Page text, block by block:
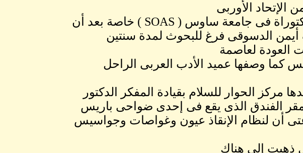
الأوربى
الأمر الذى عقد مواصلتى لدراسة الدكتوراة فى جامعة ساوس ( SOAS ) خاصة بعد أن
أيمن الدسوقى فرغ للبحوث لمدة سنتين
العودة لعاصمة
كما وصفها عميد الأدب العربى الراحل
الحوار للسلام بقيادة المفكر الدكتور
الفندق الذى يقع فى إحدى ضواحى باريس
أن لنظام الإنقاذ عيون وغواصات وجواسيس
ذهبت إلى هناك